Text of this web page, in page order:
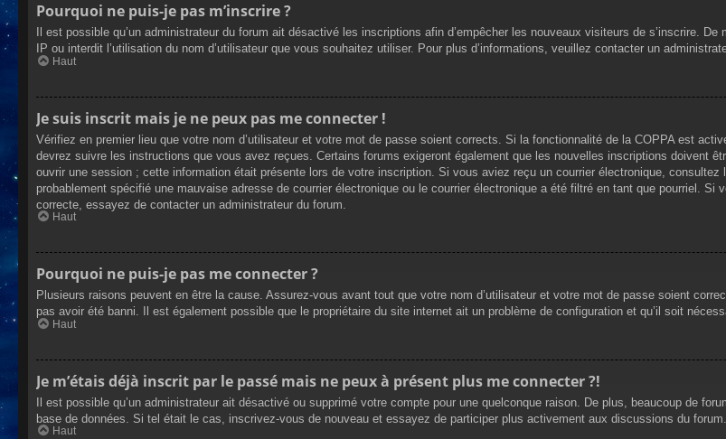
Pourquoi ne puis-je pas m’inscrire ?
Il est possible qu’un administrateur du forum ait désactivé les inscriptions afin d’empêcher les nouveaux visiteurs de s’inscrire.
IP ou interdit l’utilisation du nom d’utilisateur que vous souhaitez utiliser. Pour plus d’informations, veuillez contacter un
Haut
Je suis inscrit mais je ne peux pas me connecter !
Vérifiez en premier lieu que votre nom d’utilisateur et votre mot de passe soient corrects. Si la fonctionnalité de la COPPA est
devrez suivre les instructions que vous avez reçues. Certains forums exigeront également que les nouvelles inscriptions doivent
ouvrir une session ; cette information était présente lors de votre inscription. Si vous aviez reçu un courrier électronique,
probablement spécifié une mauvaise adresse de courrier électronique ou le courrier électronique a été filtré en tant que pourriel.
correcte, essayez de contacter un administrateur du forum.
Haut
Pourquoi ne puis-je pas me connecter ?
Plusieurs raisons peuvent en être la cause. Assurez-vous avant tout que votre nom d’utilisateur et votre mot de passe soient
pas avoir été banni. Il est également possible que le propriétaire du site internet ait un problème de configuration et qu’il soit
Haut
Je m’étais déjà inscrit par le passé mais ne peux à présent plus me connecter ?!
Il est possible qu’un administrateur ait désactivé ou supprimé votre compte pour une quelconque raison. De plus, beaucoup de
base de données. Si tel était le cas, inscrivez-vous de nouveau et essayez de participer plus activement aux discussions du forum.
Haut